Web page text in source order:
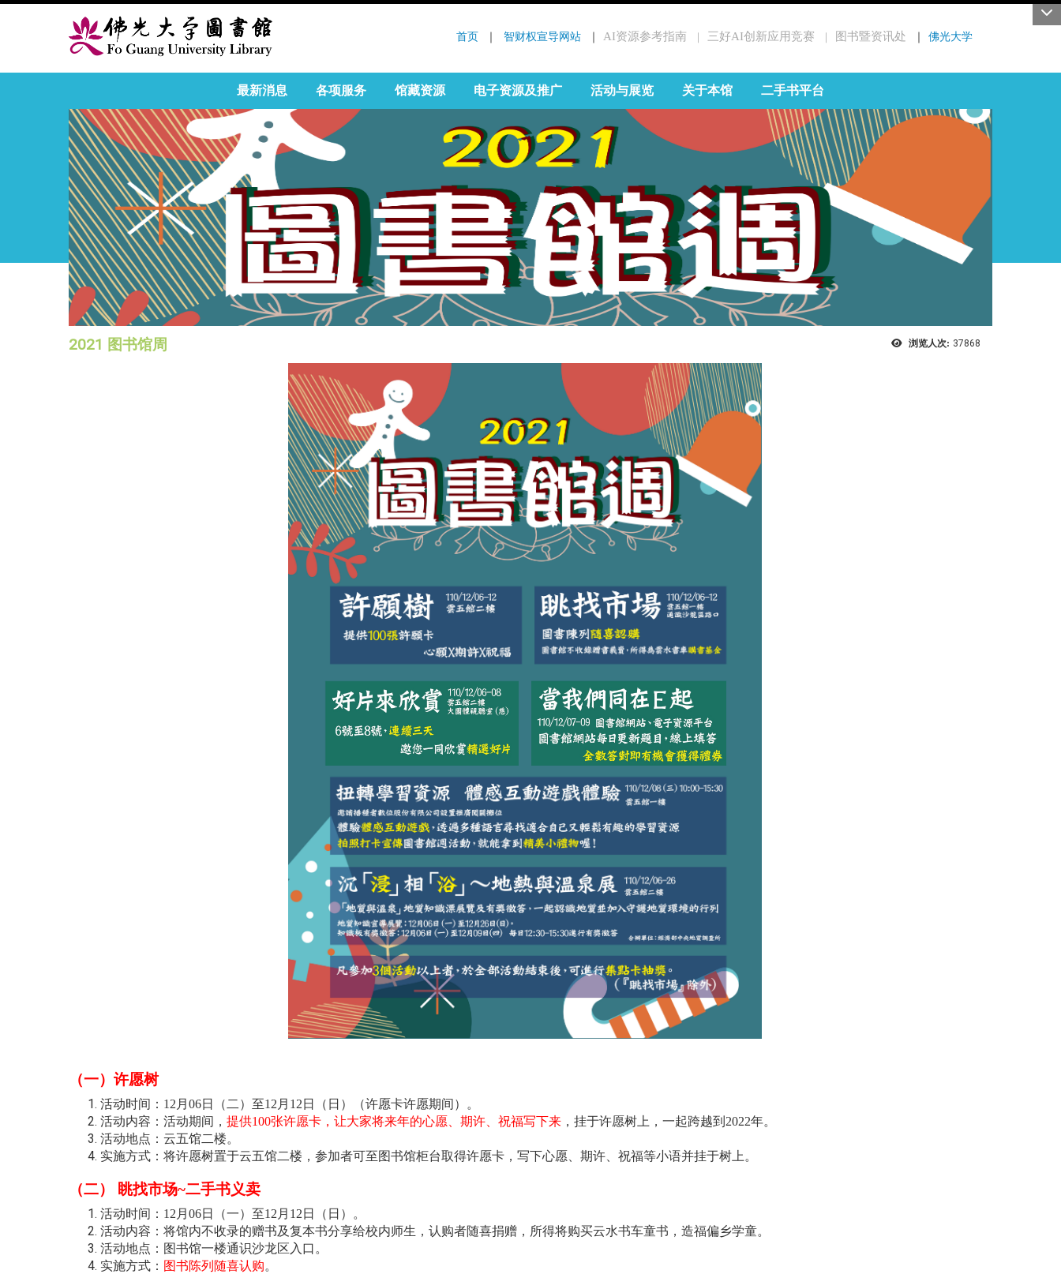
首页 ｜ 智财权宣导网站 ｜ AI资源参考指南 三好AI创新应用竞赛 图书暨资讯处 ｜ 佛光大学
:::
最新消息 各项服务 馆藏资源 电子资源及推广 活动与展览 关于本馆 二手书平台
浏览人次: 37868
2021 图书馆周
（一）许愿树
活动时间：12月06日（二）至12月12日（日）（许愿卡许愿期间）。
活动内容：活动期间， 提供100张许愿卡，让大家将来年的心愿、期许、祝福写下来 ，挂于许愿树上，一起跨越到2022年。
活动地点：云五馆二楼。
实施方式：将许愿树置于云五馆二楼，参加者可至图书馆柜台取得许愿卡，写下心愿、期许、祝福等小语并挂于树上。
（二） 眺找市场~二手书义卖
活动时间：12月06日（一）至12月12日（日）。
活动内容：将馆内不收录的赠书及复本书分享给校内师生，认购者随喜捐赠，所得将购买云水书车童书，造福偏乡学童。
活动地点：图书馆一楼通识沙龙区入口。
实施方式： 图书陈列随喜认购。